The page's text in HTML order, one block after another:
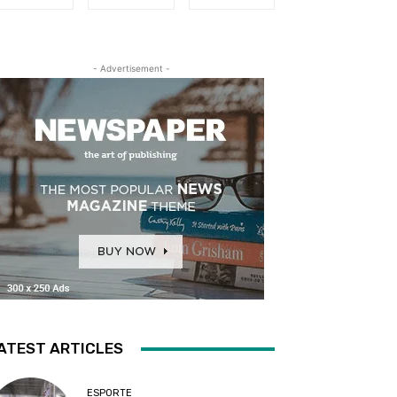
- Advertisement -
ARTICLES
ESPORTE